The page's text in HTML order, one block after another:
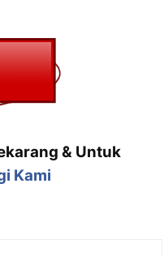
& Untuk
Kami